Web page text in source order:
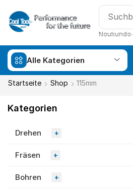
Neukunde
Alle Kategorien
Startseite Shop 115mm
Kategorien
Drehen +
Fräsen +
Bohren +